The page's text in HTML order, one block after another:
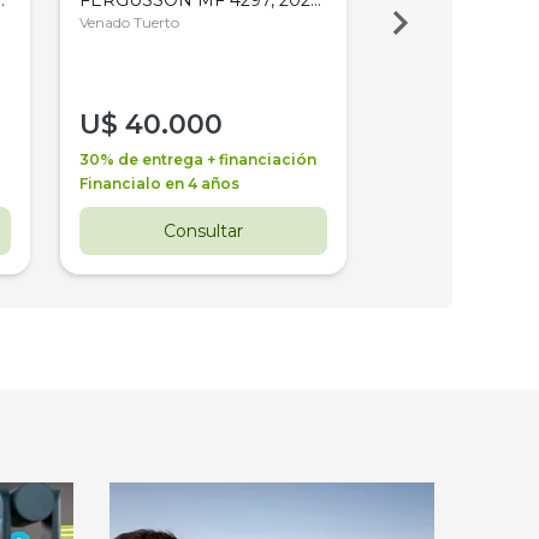
4WD, PATON
Venado Tuerto
U$ 40.000
30% de entrega + financiación
Financialo en 4 años
Consultar
Venado Tuerto